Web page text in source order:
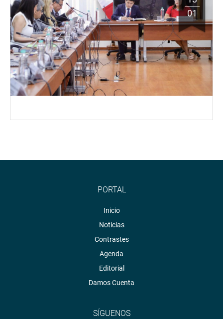
01
PORTAL
Inicio
Noticias
Contrastes
Agenda
Editorial
Damos Cuenta
SÍGUENOS